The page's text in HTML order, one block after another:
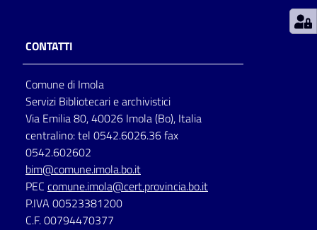
per
lettura
Seguici
su
CONTATTI
Comune di Imola
Servizi Bibliotecari e archivistici
Via Emilia 80, 40026 Imola (Bo), Italia
centralino: tel 0542.6026.36 fax
0542.602602
bim@comune.imola.bo.it
PEC comune.imola@cert.provincia.bo.it
P.IVA 00523381200
C.F. 00794470377